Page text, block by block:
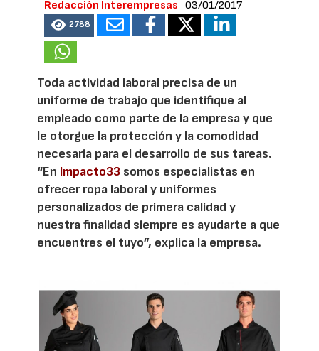
Redacción Interempresas 03/01/2017
2788
Toda actividad laboral precisa de un
uniforme de trabajo que identifique al
empleado como parte de la empresa y que
le otorgue la protección y la comodidad
necesaria para el desarrollo de sus tareas.
“En Impacto33 somos especialistas en
ofrecer ropa laboral y uniformes
personalizados de primera calidad y
nuestra finalidad siempre es ayudarte a que
encuentres el tuyo”, explica la empresa.